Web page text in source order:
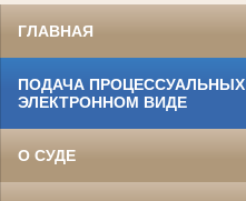
ГЛАВНАЯ
ПОДАЧА
ЭЛЕКТРОННОМ ВИДЕ
О СУДЕ